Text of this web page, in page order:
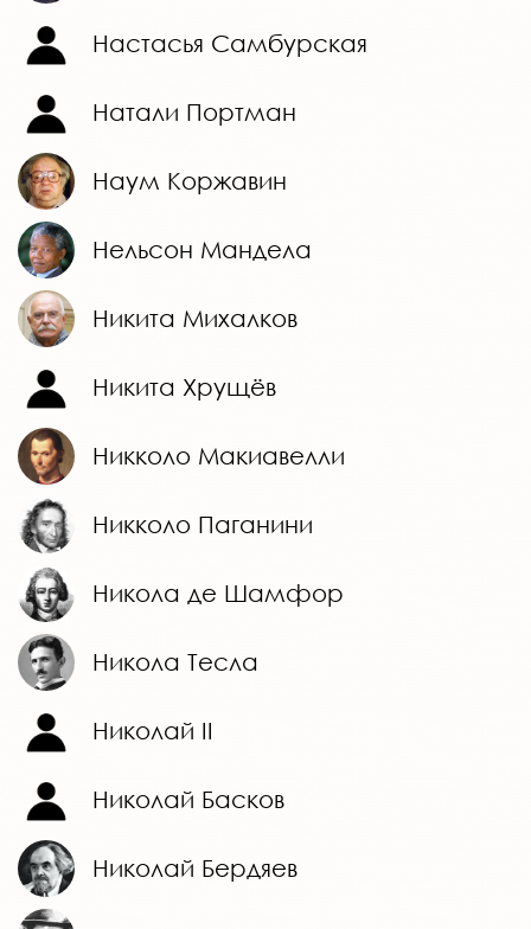
Настасья Самбурская
Натали Портман
Наум Коржавин
Нельсон Мандела
Никита Михалков
Никита Хрущёв
Никколо Макиавелли
Никколо Паганини
Никола де Шамфор
Никола Тесла
Николай II
Николай Басков
Николай Бердяев